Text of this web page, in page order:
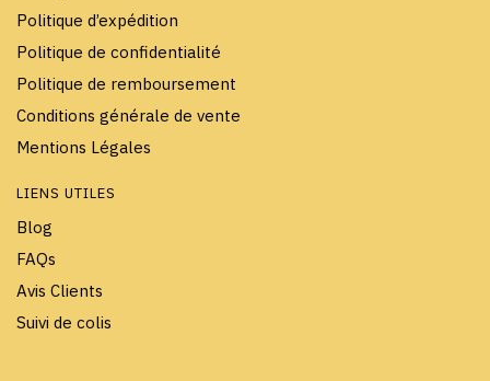
Politique d’expédition
Politique de confidentialité
Politique de remboursement
Conditions générale de vente
Mentions Légales
LIENS UTILES
Blog
FAQs
Avis Clients
Suivi de colis